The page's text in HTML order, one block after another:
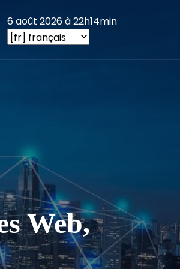
6 août 2026 à 22h14min